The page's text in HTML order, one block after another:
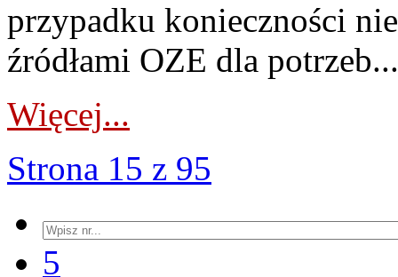
przypadku konieczności
źródłami OZE dla potrzeb...
Więcej...
Strona 15 z 95
5